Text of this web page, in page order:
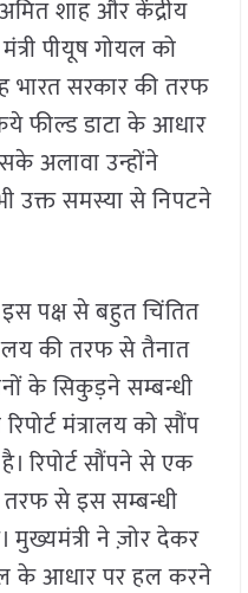
अमित शाह और केंद्रीय
पीयूष गोयल को
भारत सरकार की तरफ
फील्ड डाटा के आधार
अलावा उन्होंने
उक्त समस्या से निपटने
पक्ष से बहुत चिंतित
की तरफ से तैनात
के सिकुड़ने सम्बन्धी
मंत्रालय को सौंप
रिपोर्ट सौंपने से एक
तरफ से इस सम्बन्धी
मुख्यमंत्री ने ज़ोर देकर
के आधार पर हल करने